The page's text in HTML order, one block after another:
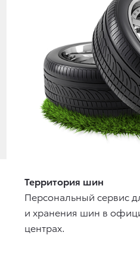
Территория шин
Персональный сервис
и хранения шин в
центрах.